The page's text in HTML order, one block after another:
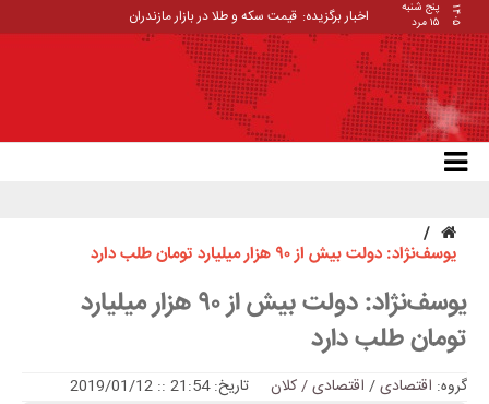
۱۴۰۵
پنج شنبه
۱۵ مرد
اخبار برگزیده: قیمت سکه و طلا در بازار مازندران
یوسف‌نژاد: دولت بیش از ۹۰ هزار میلیارد تومان طلب دارد
یوسف‌نژاد: دولت بیش از ۹۰ هزار میلیارد
تومان طلب دارد
گروه: اقتصادی/ اقتصادی / کلان تاریخ: 21:54 :: 2019/01/12